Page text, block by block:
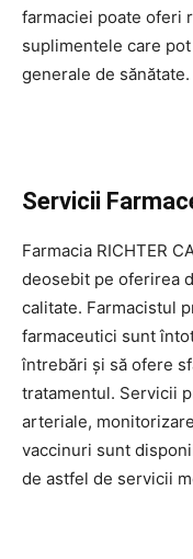
farmaciei poate oferi
suplimentele care
generale de sănătate.
Servicii
Farmacia RICHTER
deosebit pe oferirea
calitate. Farmacistul
farmaceutici sunt
întrebări și să ofere
tratamentul. Servicii
arteriale,
vaccinuri sunt
de astfel de servicii